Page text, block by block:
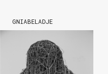
GNIABELADJE